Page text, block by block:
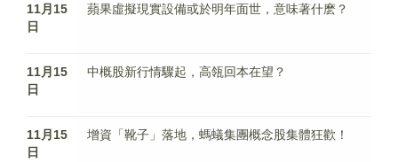
11月15
日
蘋果虛擬現實設備或於明年面世，意味著什麽？
11月15
日
中概股新行情驟起，高瓴回本在望？
11月15
日
增資「靴子」落地，螞蟻集團概念股集體狂歡！